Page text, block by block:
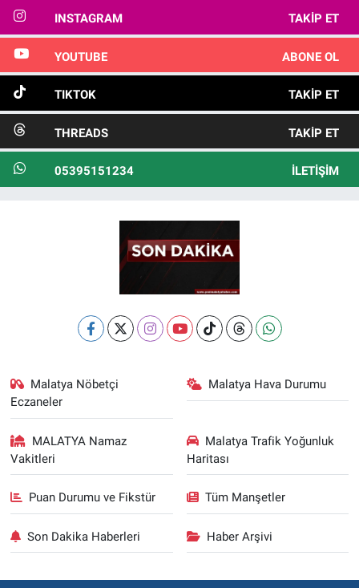
INSTAGRAM TAKIP ET
YOUTUBE ABONE OL
TIKTOK TAKIP ET
THREADS TAKIP ET
05395151234 İLETIŞIM
Malatya Nöbetçi
Eczaneler
Malatya Hava Durumu
MALATYA Namaz
Vakitleri
Malatya Trafik Yoğunluk
Haritası
Puan Durumu ve Fikstür Tüm Manşetler
Son Dakika Haberleri Haber Arşivi